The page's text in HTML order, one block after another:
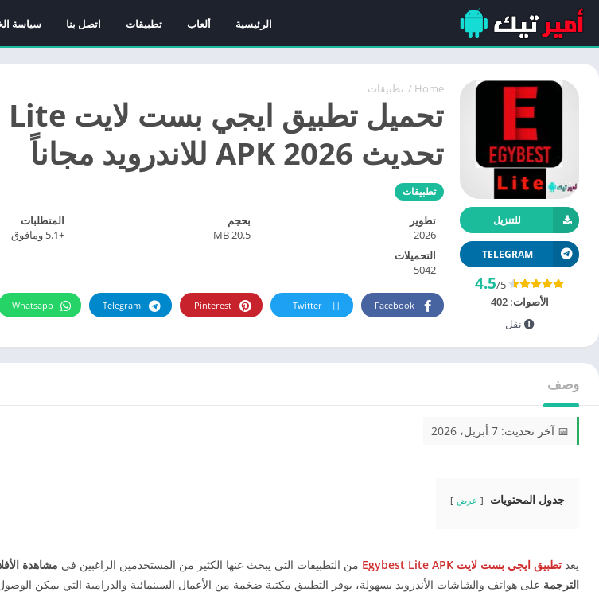
الرئيسية ألعاب تطبيقات اتصل بنا سياسة
Home
/ تطبيقات
تحديث APK 2026 للاندرويد مجاناً
تطبيقات
للتنزيل
TELEGRAM
4.5/5
الأصوات:402
نقل
تطوير
2026
بحجم
20.5 MB
المتطلبات
+5.1 ومافوق
التحميلات
5042
Facebook
Twitter
Pinterest
Telegram
Whatsapp
وصف
📅 آخر تحديث: 7 أبريل، 2026
جدول المحتويات عرض
يعد تطبيق ايجي بست لايت Egybest Lite APK من التطبيقات التي يبحث عنها الكثير من المستخدمين الراغبين في مشاهدة
الترجمة على هواتف والشاشات الأندرويد بسهولة، يوفر التطبيق مكتبة ضخمة من الأعمال السينمائية والدرامية التي يمكن